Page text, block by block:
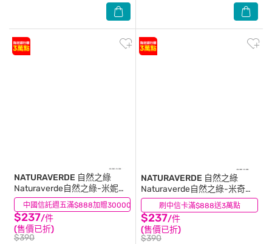
中國信託週五滿$888加贈30000點
NATURAVERDE 自然之綠
Naturaverde自然之綠-米妮綠
茶多酚雙效洗髮沐浴露-500ml
$237/件
(售價已折)
$390
(1) 刷中信卡滿$888送3萬點
NATURAVERDE 自然之綠
Naturaverde自然之綠-米奇荷
荷芭果萃取雙效洗髮沐浴
露-500ml
$237/件
(售價已折)
$390
(0)